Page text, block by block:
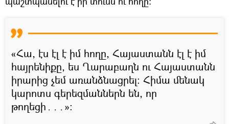
«Հա, էս էլ է իմ հողը, Հայաստանն էլ է իմ
հայրենիքը, ես Ղարաբաղն ու Հայաստանն
իրարից չեմ առանձնացրել։ Հիմա մենակ
կարոտս գերեզմաններն են, որ
թողեցի․․․»։